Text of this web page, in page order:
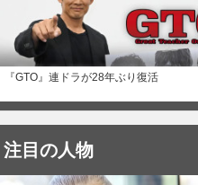
『GTO』連ドラが28年ぶり復活
注目の人物